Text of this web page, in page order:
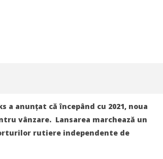
a anunțat că începând cu 2021, noua
vânzare. Lansarea marchează un
rutiere independente de